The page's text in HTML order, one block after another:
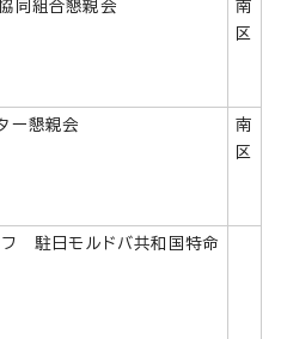
同組合懇親会
南
区
ー懇親会
南
区
フ 駐日モルドバ共和国特命